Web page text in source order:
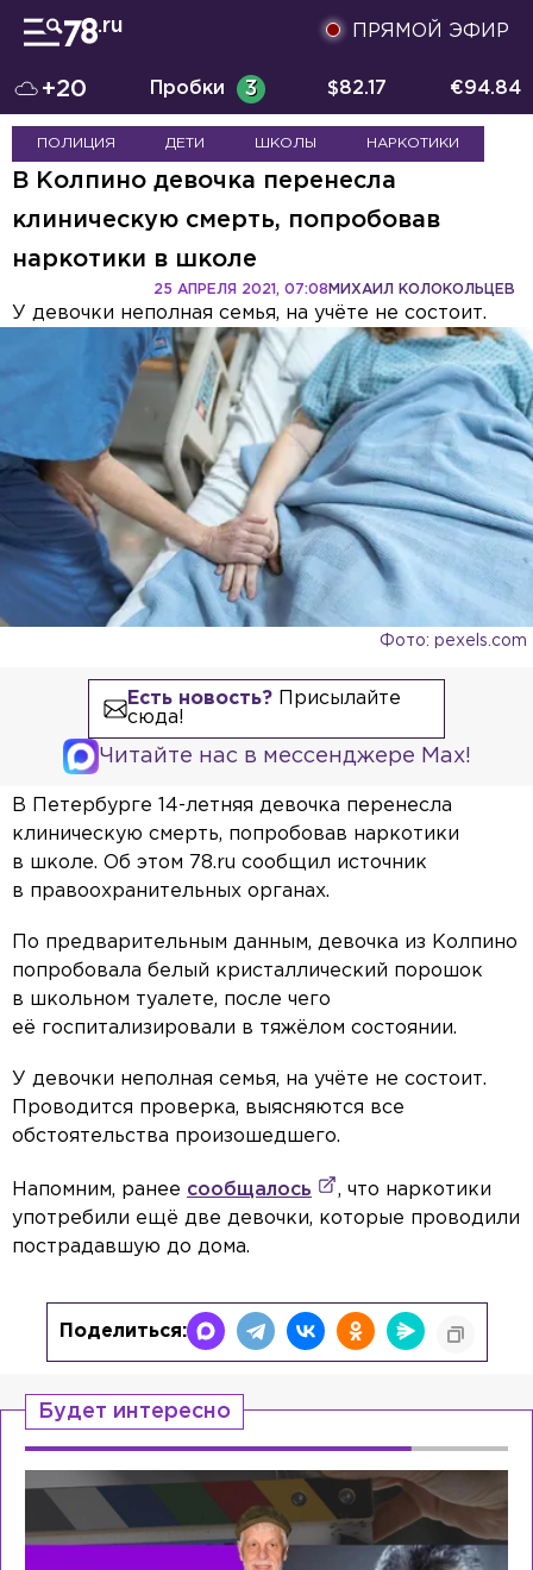
ПРЯМОЙ ЭФИР
+20 Пробки 3 $82.17 €94.84
ПОЛИЦИЯ ДЕТИ ШКОЛЫ НАРКОТИКИ
В Колпино девочка перенесла
клиническую смерть, попробовав
наркотики в школе
МИХАИЛ КОЛОКОЛЬЦЕВ
25 АПРЕЛЯ 2021, 07:08
У девочки неполная семья, на учёте не состоит.
Фото: pexels.com
Есть новость?Присылайте
сюда!
Читайте нас в мессенджере Max!
В Петербурге 14-летняя девочка перенесла
клиническую смерть, попробовав наркотики
в школе. Об этом 78.ru сообщил источник
в правоохранительных органах.
По предварительным данным, девочка из Колпино
попробовала белый кристаллический порошок
в школьном туалете, после чего
её госпитализировали в тяжёлом состоянии.
У девочки неполная семья, на учёте не состоит.
Проводится проверка, выясняются все
обстоятельства произошедшего.
Напомним, ранее сообщалось
, что наркотики
употребили ещё две девочки, которые проводили
пострадавшую до дома.
Поделиться:
Будет интересно